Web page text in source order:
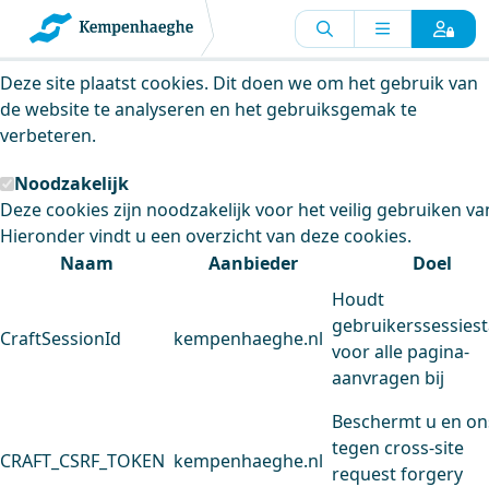
Kempenhaeghe maakt gebruik van
cookies
Deze site plaatst cookies. Dit doen we om het gebruik van
de website te analyseren en het gebruiksgemak te
verbeteren.
Noodzakelijk
Deze cookies zijn noodzakelijk voor het veilig gebruiken
Hieronder vindt u een overzicht van deze cookies.
Naam
Aanbieder Doel
CraftSessionId kempenhaeghe.nl
Houdt
voor alle pagina-
aanvragen bij
CRAFT_CSRF_TOKEN kempenhaeghe.nl
Beschermt u en
tegen cross-site
request forgery